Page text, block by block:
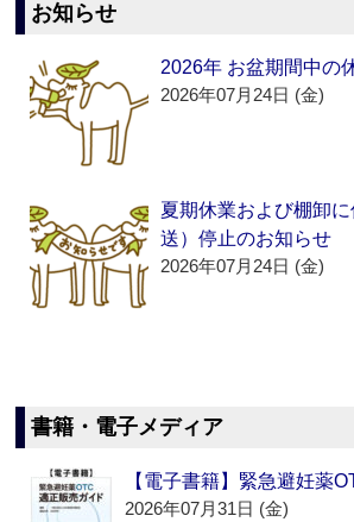
お知らせ
2026年 お盆期間中の
2026年07月24日 (金)
夏期休業および棚卸
送）停止のお知らせ
2026年07月24日 (金)
書籍・電子メディア
【電子書籍】緊急避妊薬
2026年07月31日 (金)